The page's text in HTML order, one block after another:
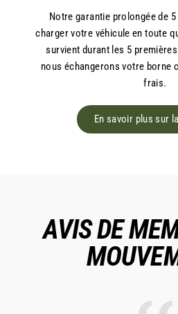
Notre garantie prolongée de
charger votre véhicule en toute
survient durant les 5
nous échangerons votre borne
frais.
En savoir plus sur
AVIS DE